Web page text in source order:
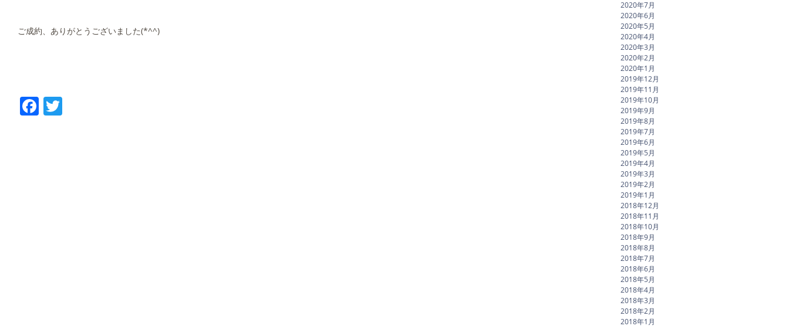
ご成約、ありがとうございました(*^^)
Facebook
2020年7月
2020年6月
2020年5月
2020年4月
2020年3月
2020年2月
2020年1月
2019年12月
2019年11月
2019年10月
2019年9月
2019年8月
2019年7月
2019年6月
2019年5月
2019年4月
2019年3月
2019年2月
2019年1月
2018年12月
2018年11月
2018年10月
2018年9月
2018年8月
2018年7月
2018年6月
2018年5月
2018年4月
2018年3月
2018年2月
2018年1月